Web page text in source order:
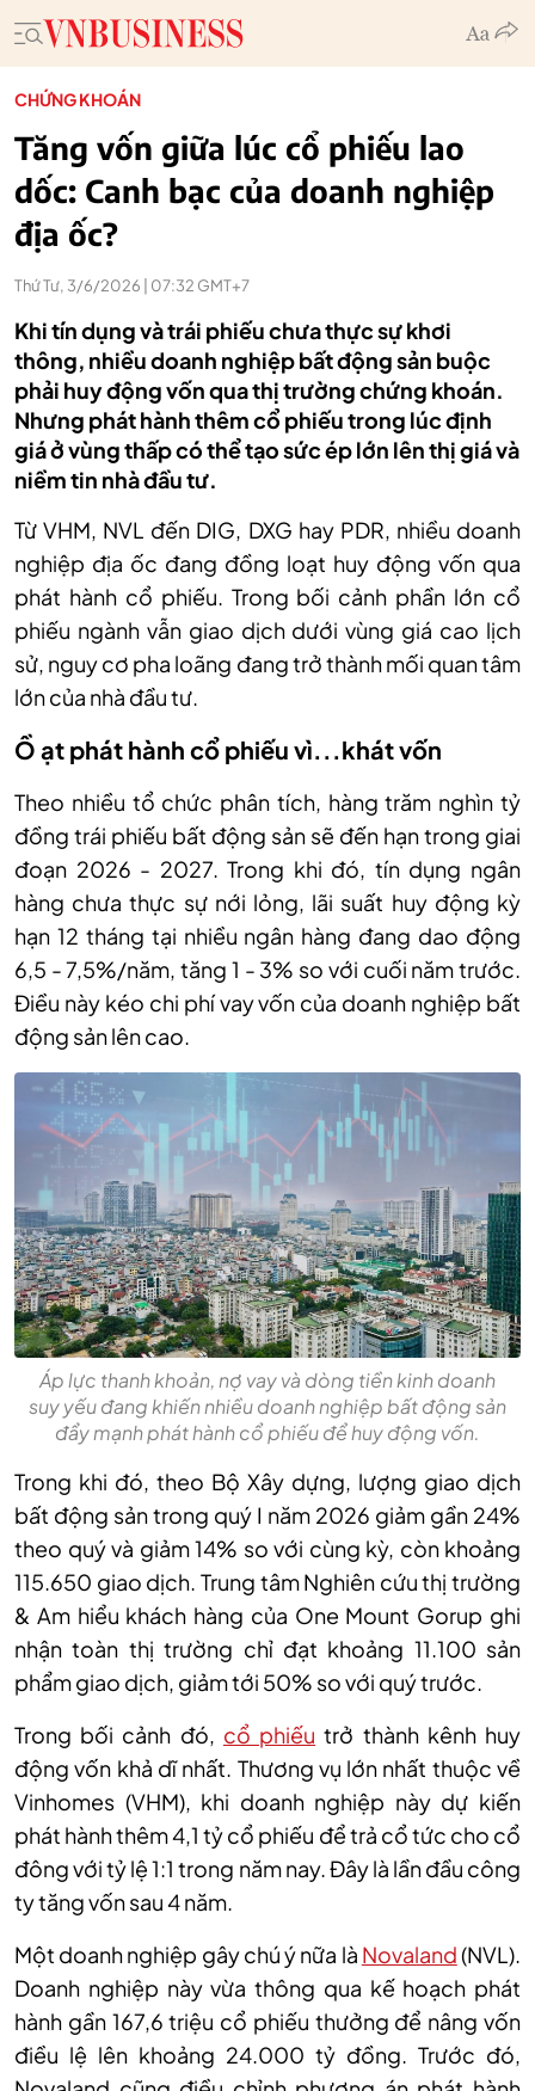
CHỨNG KHOÁN
Tăng vốn giữa lúc cổ phiếu lao
dốc: Canh bạc của doanh nghiệp
địa ốc?
Thứ Tư, 3/6/2026 | 07:32 GMT+7
Khi tín dụng và trái phiếu chưa thực sự khơi
thông, nhiều doanh nghiệp bất động sản buộc
phải huy động vốn qua thị trường chứng khoán.
Nhưng phát hành thêm cổ phiếu trong lúc định
giá ở vùng thấp có thể tạo sức ép lớn lên thị giá và
niềm tin nhà đầu tư.
Từ VHM, NVL đến DIG, DXG hay PDR, nhiều doanh
nghiệp địa ốc đang đồng loạt huy động vốn qua
phát hành cổ phiếu. Trong bối cảnh phần lớn cổ
phiếu ngành vẫn giao dịch dưới vùng giá cao lịch
sử, nguy cơ pha loãng đang trở thành mối quan tâm
lớn của nhà đầu tư.
Ồ ạt phát hành cổ phiếu vì...khát vốn
Theo nhiều tổ chức phân tích, hàng trăm nghìn tỷ
đồng trái phiếu bất động sản sẽ đến hạn trong giai
đoạn 2026 - 2027. Trong khi đó, tín dụng ngân
hàng chưa thực sự nới lỏng, lãi suất huy động kỳ
hạn 12 tháng tại nhiều ngân hàng đang dao động
6,5 - 7,5%/năm, tăng 1 - 3% so với cuối năm trước.
Điều này kéo chi phí vay vốn của doanh nghiệp bất
động sản lên cao.
Áp lực thanh khoản, nợ vay và dòng tiền kinh doanh
suy yếu đang khiến nhiều doanh nghiệp bất động sản
đẩy mạnh phát hành cổ phiếu để huy động vốn.
Trong khi đó, theo Bộ Xây dựng, lượng giao dịch
bất động sản trong quý I năm 2026 giảm gần 24%
theo quý và giảm 14% so với cùng kỳ, còn khoảng
115.650 giao dịch. Trung tâm Nghiên cứu thị trường
& Am hiểu khách hàng của One Mount Gorup ghi
nhận toàn thị trường chỉ đạt khoảng 11.100 sản
phẩm giao dịch, giảm tới 50% so với quý trước.
Trong bối cảnh đó, cổ phiếu trở thành kênh huy
động vốn khả dĩ nhất. Thương vụ lớn nhất thuộc về
Vinhomes (VHM), khi doanh nghiệp này dự kiến
phát hành thêm 4,1 tỷ cổ phiếu để trả cổ tức cho cổ
đông với tỷ lệ 1:1 trong năm nay. Đây là lần đầu công
ty tăng vốn sau 4 năm.
Một doanh nghiệp gây chú ýnữa là Novaland(NVL)
Doanh nghiệp này vừa thông qua kế hoạch phát
hành gần 167,6 triệu cổ phiếu thưởng để nâng vốn
điều lệ lên khoảng 24.000 tỷ đồng. Trước đó,